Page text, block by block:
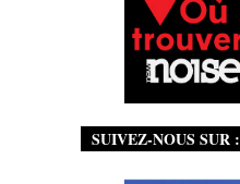
SUIVEZ-NOUS SUR :